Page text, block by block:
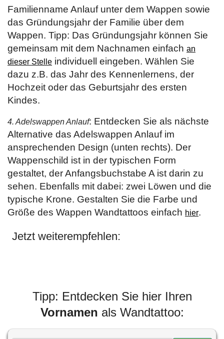
Familienname Anlauf unter dem Wappen sowie
das Gründungsjahr der Familie über dem
Wappen. Tipp: Das Gründungsjahr können Sie
gemeinsam mit dem Nachnamen einfach an
dieser Stelle individuell eingeben. Wählen Sie
dazu z.B. das Jahr des Kennenlernens, der
Hochzeit oder das Geburtsjahr des ersten
Kindes.
4. Adelswappen Anlauf: Entdecken Sie als nächste
Alternative das Adelswappen Anlauf im
ansprechenden Design (unten rechts). Der
Wappenschild ist in der typischen Form
gestaltet, der Anfangsbuchstabe A ist darin zu
sehen. Ebenfalls mit dabei: zwei Löwen und die
typische Krone. Gestalten Sie die Farbe und
Größe des Wappen Wandtattoos einfach hier.
Jetzt weiterempfehlen:
Tipp: Entdecken Sie hier Ihren
Vornamen als Wandtattoo: